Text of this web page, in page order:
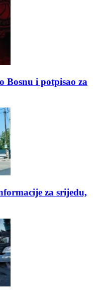
Bosnu i potpisao za
za srijedu,